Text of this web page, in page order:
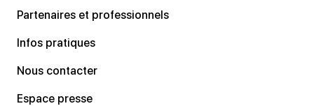
Partenaires et professionnels
Infos pratiques
Nous contacter
Espace presse